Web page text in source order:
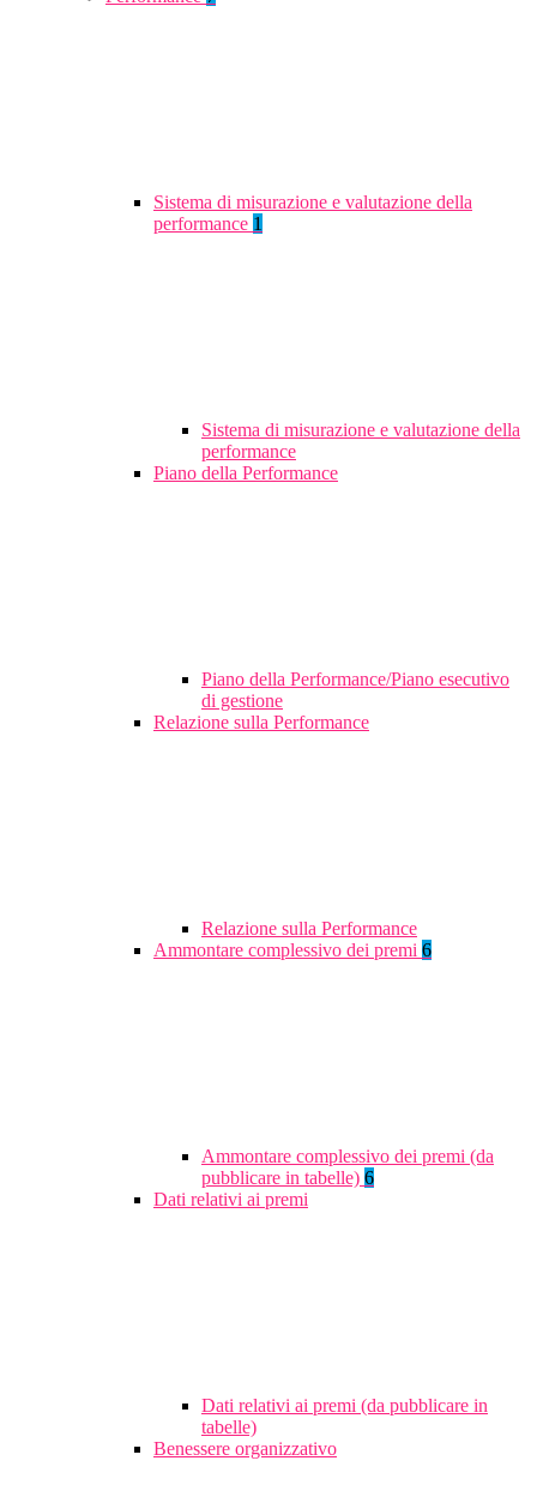
Sistema di misurazione e valutazione della
performance 1
Sistema di misurazione e valutazione della
performance
Piano della Performance
Piano della Performance/Piano esecutivo
di gestione
Relazione sulla Performance
Relazione sulla Performance
Ammontare complessivo dei premi 6
Ammontare complessivo dei premi (da
pubblicare in tabelle) 6
Dati relativi ai premi
Dati relativi ai premi (da pubblicare in
tabelle)
Benessere organizzativo